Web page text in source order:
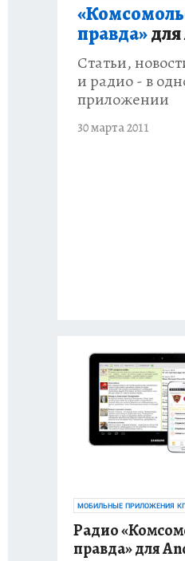
правда»
Статьи,
и радио - в
приложении
30 марта 2011
МОБИЛЬНЫЕ ПРИЛОЖЕНИЯ КП
Радио
правда» для